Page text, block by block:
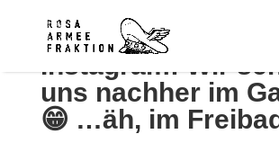
Instagram: Wir
uns nachher im
😁 …äh, im